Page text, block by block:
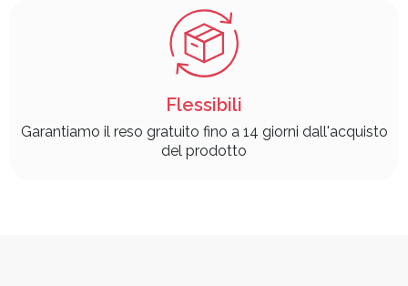
Flessibili
Garantiamo il reso gratuito fino a 14 giorni dall'acquisto
del prodotto